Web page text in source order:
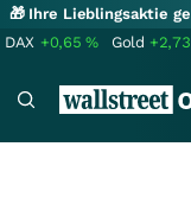
🎁 Ihre Lieblingsaktie
DAX +0,65% Gold